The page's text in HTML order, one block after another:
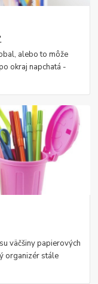
alebo to môže
okraj napchatá -
väčšiny papierových
organizér stále